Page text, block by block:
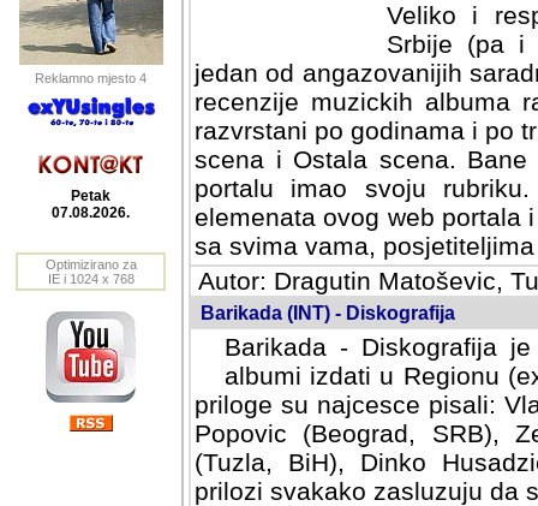
Reklamno mjesto 4
Petak
07.08.2026.
Optimizirano za
IE i 1024 x 768
Veliko i
Srbije (pa i
jedan od angazovanijih
recenzije muzickih albuma
razvrstani po godinama i po
scena i Ostala scena.
portalu imao svoju
elemenata ovog web portala
sa svima vama,
Autor: Dragutin Matoševic,
Barikada (INT) - Diskografija
Barikada - Diskografija
albumi izdati u Regionu
priloge su najcesce pisali:
Popovic (Beograd, SRB),
(Tuzla, BiH), Dinko
prilozi svakako zasluzuju da